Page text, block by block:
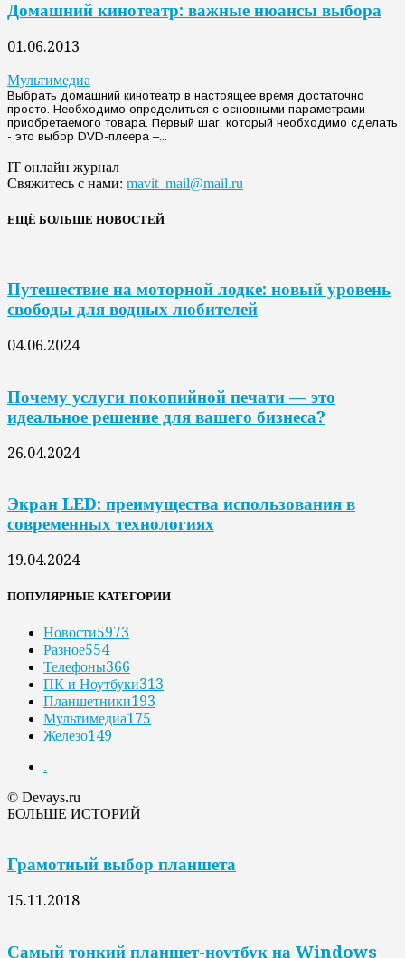
Домашний кинотеатр: важные нюансы выбора
01.06.2013
Мультимедиа
Выбрать домашний кинотеатр в настоящее время достаточно
просто. Необходимо определиться с основными параметрами
приобретаемого товара. Первый шаг, который необходимо сделать
- это выбор DVD-плеера –...
IT онлайн журнал
Свяжитесь с нами: mavit_mail@mail.ru
ЕЩЁ БОЛЬШЕ НОВОСТЕЙ
Путешествие на моторной лодке: новый уровень
свободы для водных любителей
04.06.2024
Почему услуги покопийной печати — это
идеальное решение для вашего бизнеса?
26.04.2024
Экран LED: преимущества использования в
современных технологиях
19.04.2024
ПОПУЛЯРНЫЕ КАТЕГОРИИ
Новости5973
Разное554
Телефоны366
ПК и Ноутбуки313
Планшетники193
Мультимедиа175
Железо149
.
© Devays.ru
БОЛЬШЕ ИСТОРИЙ
Грамотный выбор планшета
15.11.2018
Самый тонкий планшет-ноутбук на Windows